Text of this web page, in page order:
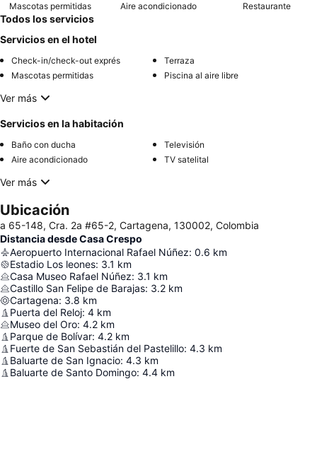
Mascotas permitidas Aire acondicionado Restaurante
Todos los servicios
Servicios en el hotel
Check-in/check-out exprés
Terraza
Mascotas permitidas
Piscina al aire libre
Ver más
Servicios en la habitación
Baño con ducha
Televisión
Aire acondicionado
TV satelital
Ver más
Ubicación
a 65-148, Cra. 2a #65-2, Cartagena, 130002, Colombia
Distancia desde Casa Crespo
Aeropuerto Internacional Rafael Núñez: 0.6 km
Estadio Los leones: 3.1 km
Casa Museo Rafael Núñez: 3.1 km
Castillo San Felipe de Barajas: 3.2 km
Cartagena: 3.8 km
Puerta del Reloj: 4 km
Museo del Oro: 4.2 km
Parque de Bolívar: 4.2 km
Fuerte de San Sebastián del Pastelillo: 4.3 km
Baluarte de San Ignacio: 4.3 km
Baluarte de Santo Domingo: 4.4 km